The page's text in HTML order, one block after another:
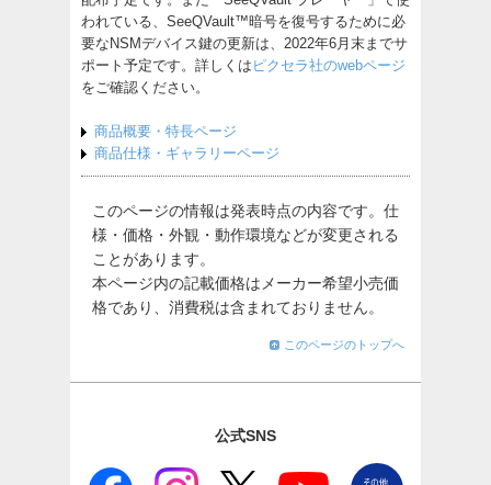
われている、SeeQVault™暗号を復号するために必
要なNSMデバイス鍵の更新は、2022年6月末までサ
ポート予定です。詳しくは ピクセラ社のwebページ
をご確認ください。
商品概要・特長ページ
商品仕様・ギャラリーページ
このページの情報は発表時点の内容です。仕
様・価格・外観・動作環境などが変更される
ことがあります。
本ページ内の記載価格はメーカー希望小売価
格であり、消費税は含まれておりません。
このページのトップへ
公式SNS